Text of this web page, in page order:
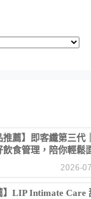
推薦】即客纖第三代
飲食管理，陪你輕鬆
2026-
】LIP Intimate Care